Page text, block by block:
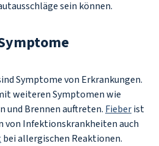
sein können.
Symptome von Erkrankungen.
weiteren Symptomen wie
und Brennen auftreten. Fieberist
von Infektionskrankheiten auch
bei allergischen Reaktionen.